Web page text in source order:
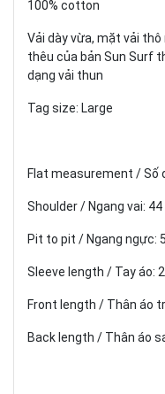
100% cotton
Vải dày vừa, mặt vải
thêu của bản Sun Surf
dạng vải thun
Tag size: Large
Flat measurement / Số
Shoulder / Ngang vai:
Pit to pit / Ngang ngực:
Sleeve length / Tay áo:
Front length / Thân áo
Back length / Thân áo